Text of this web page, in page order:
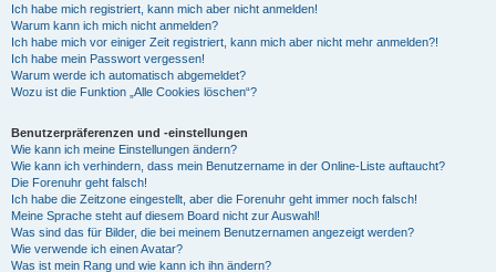
Ich habe mich registriert, kann mich aber nicht anmelden!
Warum kann ich mich nicht anmelden?
Ich habe mich vor einiger Zeit registriert, kann mich aber nicht mehr anmelden?!
Ich habe mein Passwort vergessen!
Warum werde ich automatisch abgemeldet?
Wozu ist die Funktion „Alle Cookies löschen“?
Benutzerpräferenzen und -einstellungen
Wie kann ich meine Einstellungen ändern?
Wie kann ich verhindern, dass mein Benutzername in der Online-Liste auftaucht?
Die Forenuhr geht falsch!
Ich habe die Zeitzone eingestellt, aber die Forenuhr geht immer noch falsch!
Meine Sprache steht auf diesem Board nicht zur Auswahl!
Was sind das für Bilder, die bei meinem Benutzernamen angezeigt werden?
Wie verwende ich einen Avatar?
Was ist mein Rang und wie kann ich ihn ändern?